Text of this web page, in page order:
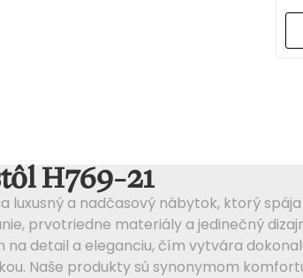
H769-21
luxusný a nadčasový nábytok, ktorý
prvotriedne materiály a jedinečný
na detail a eleganciu, čím vytvára
Naše produkty sú synonymom